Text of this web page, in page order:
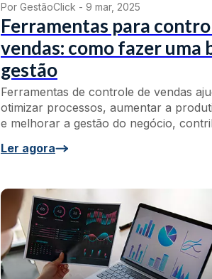
Por GestãoClick - 9 mar, 2025
Ferramentas para
vendas: como fazer uma
gestão
Ferramentas de controle de vendas
otimizar processos, aumentar a
e melhorar a gestão do negócio,
Ler agora